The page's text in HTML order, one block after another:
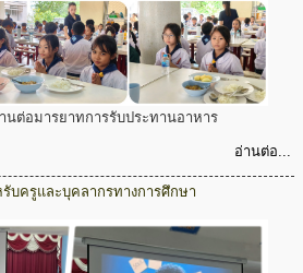
ต่อมารยาทการรับประทานอาหาร
อ่านต่อ...
บครูและบุคลากรทางการศึกษา